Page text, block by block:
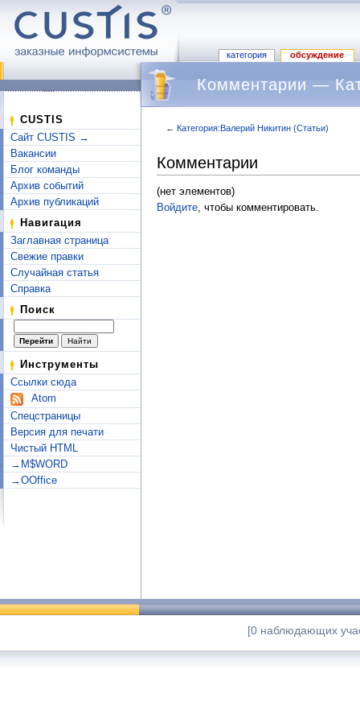
категория обсуждение
CUSTIS
Сайт CUSTIS →
Вакансии
Блог команды
Архив событий
Архив публикаций
Навигация
Заглавная страница
Свежие правки
Случайная статья
Справка
Поиск
Инструменты
Ссылки сюда
Atom
Спецстраницы
Версия для печати
Чистый HTML
→M$WORD
→OOffice
Комментарии —
← Категория:Валерий Никитин (Статьи)
Комментарии
(нет элементов)
Войдите, чтобы комментировать.
[0 наблюдающих